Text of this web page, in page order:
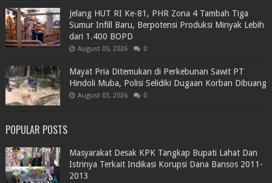
Jelang HUT RI Ke-81, PHR Zona 4 Tambah Tiga
Sumur Infill Baru, Berpotensi Produksi Minyak Lebih
dari 1.400 BOPD
August 05, 2026 0
Mayat Pria Ditemukan di Perkebunan Sawit PT
Hindoli Muba, Polisi Selidiki Dugaan Korban Dibuang
August 03, 2026 0
POPULAR POSTS
Masyarakat Desak KPK Tangkap Bupati Lahat Dan
Istrinya Terkait Indikasi Korupsi Dana Bansos 2011-
2013